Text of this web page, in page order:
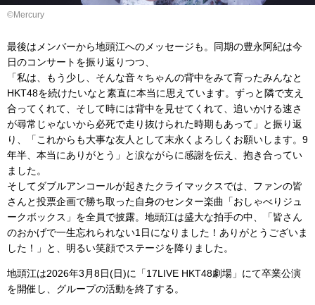
©Mercury
最後はメンバーから地頭江へのメッセージも。同期の豊永阿紀は今
日のコンサートを振り返りつつ、
「私は、もう少し、そんな音々ちゃんの背中をみて育ったみんなと
HKT48を続けたいなと素直に本当に思えています。ずっと隣で支え
合ってくれて、そして時には背中を見せてくれて、追いかける速さ
が尋常じゃないから必死で走り抜けられた時期もあって」と振り返
り、「これからも大事な友人として末永くよろしくお願いします。9
年半、本当にありがとう」
と涙ながらに感謝を伝え、抱き合ってい
ました。
そしてダブルアンコールが起きたクライマックスでは、ファンの皆
さんと投票企画で勝ち取った自身のセンター楽曲「おしゃべりジュ
ークボックス」を全員で披露。地頭江は盛大な拍手の中、「皆さん
のおかげで一生忘れられない1日になりました！ありがとうございま
した！」と、明るい笑顔でステージを降りました。
地頭江は2026年3月8日(日)に「17LIVE HKT48劇場」にて卒業公演
を開催し、グループの活動を終了する。